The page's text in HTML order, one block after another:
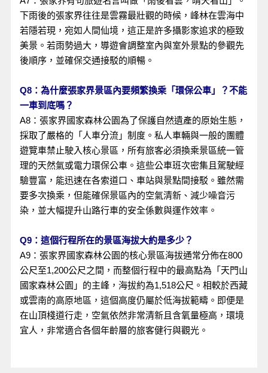
下雨後的張家界往往是雲霧最壯觀的時候，峰林在雲海中
若隱若現，宛如人間仙境，這正是許多攝影家追求的極致
美景。若雨勢過大，導遊會調整室內與室外景點的參觀先
後順序，並確保交通接駁的順暢。
Q8：為什麼張家界景區內要頻繁換乘「環保公車」？不能
一車到底嗎？
A8：張家界國家森林公園為了保護自然遺產的原始生態，
採取了嚴格的「人車分流」制度。私人車輛與一般的團體
遊覽車禁止駛入核心景區，所有旅客必須換乘景區統一管
理的天然氣或電力環保公車。這些公車班次密集且駕駛經
驗豐富，能迅速在各索道口、車站與景點間接駁。雖然需
要多次換乘，但能確保景區內的空氣清新、減少噪音污
染，並大幅提升山路行車的安全係數與運作效率。
Q9：這個行程所在的景區海拔大約是多少？
A9：張家界國家森林公園的核心景區海拔通常分佈在800
公尺至1,200公尺之間，而整個行程中的最高點為「天門山
國家森林公園」的主峰，海拔約為1,518公尺。相較於西藏
或雲南的高原地區，這個高度仍屬於低海拔範疇。即便是
在山頂棧道行走，空氣依然非常清新且含氧量極高，環境
宜人，非常適合各個年齡層的旅客健行與觀光。